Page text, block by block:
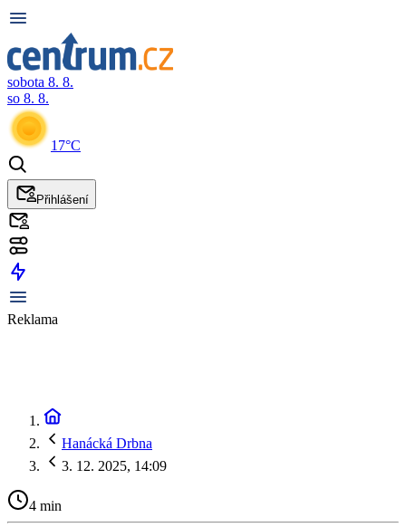
sobota 8. 8.
so 8. 8.
17°C
Přihlášení
Reklama
Hanácká Drbna
3. 12. 2025, 14:09
4 min